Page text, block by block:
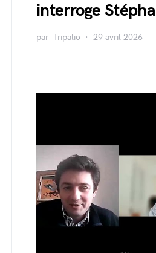
interroge
par Tripalio 29 avril 2026